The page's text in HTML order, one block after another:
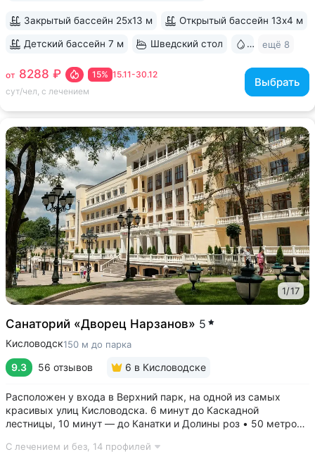
15.11-30.12
15%
от 8288 ₽
сут/чел, с лечением
Выбрать
Закрытый бассейн 25х13 м Открытый бассейн 13x4 м
Детский бассейн 7 м Шведский стол Бювет
ещё 8
1/17
Санаторий «Дворец Нарзанов» 5
Кисловодск150 м до парка
9.3 56 отзывов 6 в Кисловодске
Расположен у входа в Верхний парк, на одной из самых
красивых улиц Кисловодска. 6 минут до Каскадной
лестницы, 10 минут — до Канатки и Долины роз • 50 метров
(Кисловодск), «Славяновская» (Железноводск), «Ессентуки
С лечением и без, 14 профилей